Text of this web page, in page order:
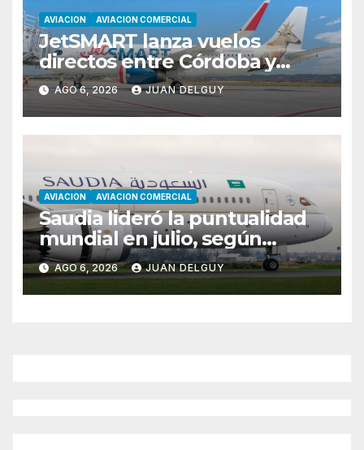
AVIACION AVIACION COMERCIAL
JetSMART lanza vuelos
directos entre Córdoba y
Florianópolis
AGO 6, 2026 JUAN DELGUY
AVIACION AVIACION COMERCIAL
Saudia lideró la puntualidad
mundial en julio, según
Cirium
AGO 6, 2026 JUAN DELGUY